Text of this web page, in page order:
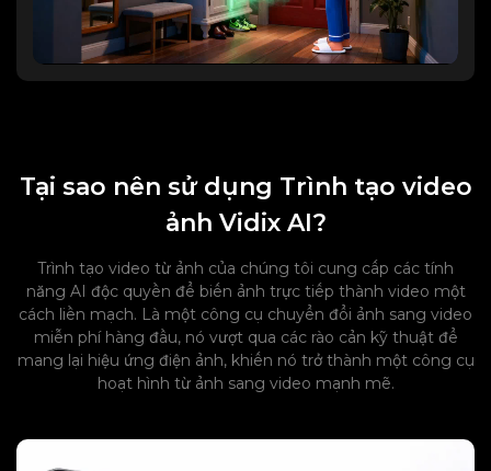
Tại sao nên sử dụng Trình tạo video
ảnh Vidix AI?
Trình tạo video từ ảnh của chúng tôi cung cấp các tính
năng AI độc quyền để biến ảnh trực tiếp thành video một
cách liền mạch. Là một công cụ chuyển đổi ảnh sang video
miễn phí hàng đầu, nó vượt qua các rào cản kỹ thuật để
mang lại hiệu ứng điện ảnh, khiến nó trở thành một công cụ
hoạt hình từ ảnh sang video mạnh mẽ.